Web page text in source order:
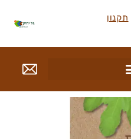
תקנון